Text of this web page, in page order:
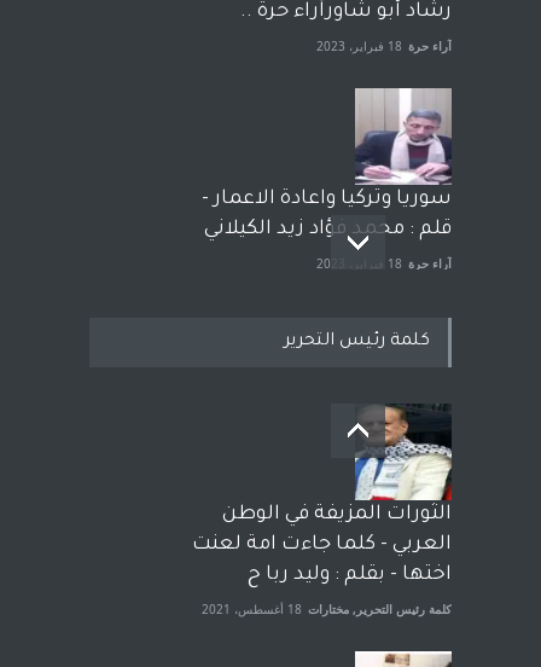
رشاد أبو شاورآراء حرة ..
آراء حرة 18 فبراير، 2023
سوريا وتركيا واعادة الاعمار -
قلم : محمد فؤاد زيد الكيلاني
آراء حرة 18 فبراير، 2023
بعد معارك قضائية طاحنة كتب
وترافع فيها بنفسه مرة اخرى..
الشيخ طارق يوسف يقهر
الحكومة الأمريكية ، فأعطوه
الجنسية عن يد وهم صاغرون،
آراء حرة مختارات 7 أبريل، 2023
كلمة رئيس التحرير
الثورات المزيفة في الوطن
العربي - كلما جاءت امة لعنت
اختها - بقلم : وليد ربا ح
كلمة رئيس التحرير , مختارات 18 أغسطس، 2021